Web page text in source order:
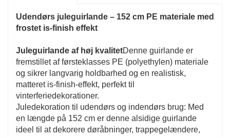
sæsonbestemte indretning.
detaljer og fremviser realistiske blade, der giver
et fyldigt og levende udseende.
Dens dybe grønne toner komplementeres smukt
af unikke dekorative accenter, der gør det muligt
at passe problemfrit ind i forskellige
indretningstemaer.
Udendørs juleguirlande – 152 cm PE materiale med
frostet is-finish effekt
Juleguirlande af høj kvalitetDenne guirlande er
fremstillet af førsteklasses PE (polyethylen) materiale
og sikrer langvarig holdbarhed og en realistisk,
matteret is-finish-effekt, perfekt til
vinterferiedekorationer.
Juledekoration til udendørs og indendørs brug: Med
en længde på 152 cm er denne alsidige guirlande
ideel til at dekorere døråbninger, trappegelændere,